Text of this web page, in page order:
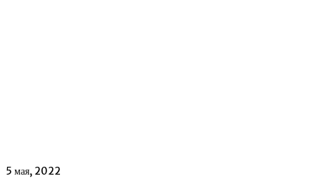
5 мая, 2022